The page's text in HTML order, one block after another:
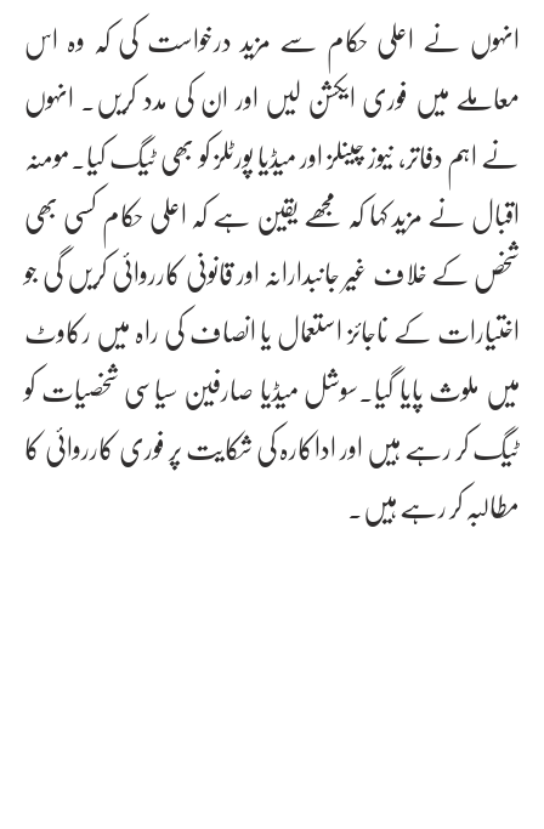
انہوں نے اعلی حکام سے مزید درخواست کی کہ وہ اس
معاملے میں فوری ایکشن لیں اور ان کی مدد کریں۔ انہوں
نے اہم دفاتر، نیوز چینلز اور میڈیا پورٹلز کو بھی ٹیگ کیا۔مومنہ
اقبال نے مزید کہا کہ مجھے یقین ہے کہ اعلی حکام کسی بھی
شخص کے خلاف غیر جانبدارانہ اور قانونی کارروائی کریں گی جو
اختیارات کے ناجائز استعمال یا انصاف کی راہ میں رکاوٹ
میں ملوث پایا گیا۔سوشل میڈیا صارفین سیاسی شخصیات کو
ٹیگ کر رہے ہیں اور اداکارہ کی شکایت پر فوری کارروائی کا
مطالبہ کر رہے ہیں۔